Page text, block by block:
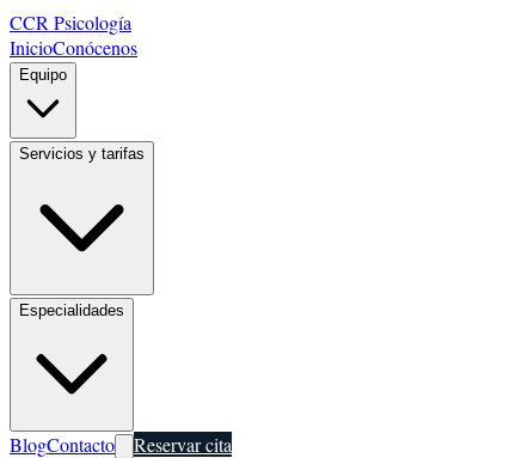
CCR Psicología
InicioConócenos
Equipo
Servicios y tarifas
Especialidades
BlogContacto Reservar cita